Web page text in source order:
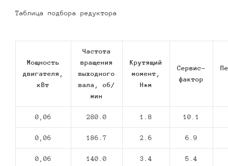
Таблица подбора редуктора
Мощность
двигателя,
кВт
Частота
вращения
выходного
вала, об/
мин
Крутящий
момент,
Н*м
Сервис-
фактор
0,06 280.0 1.8 10.1
0,06 186.7 2.6 6.9
0,06 140.0 3.4 5.4